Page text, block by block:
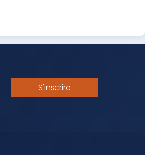
S'inscrire